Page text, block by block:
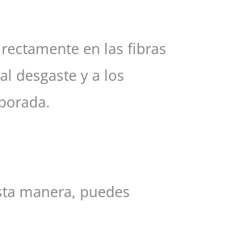
en las fibras
desgaste y a los
manera, puedes